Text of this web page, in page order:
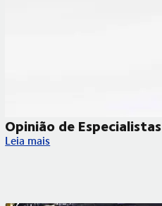
em meio ao risco geopolítico
Opinião de Especialistas
Opinião de Especialistas
Leia mais